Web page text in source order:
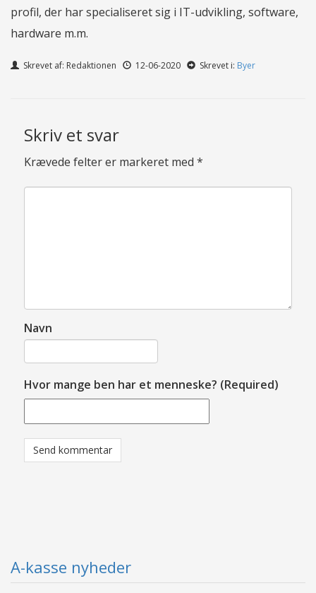
profil, der har specialiseret sig i IT-udvikling, software,
hardware m.m.
Skrevet af: Redaktionen 12-06-2020 Skrevet i: Byer
Skriv et svar
Krævede felter er markeret med *
Navn
Hvor mange ben har et menneske? (Required)
A-kasse nyheder